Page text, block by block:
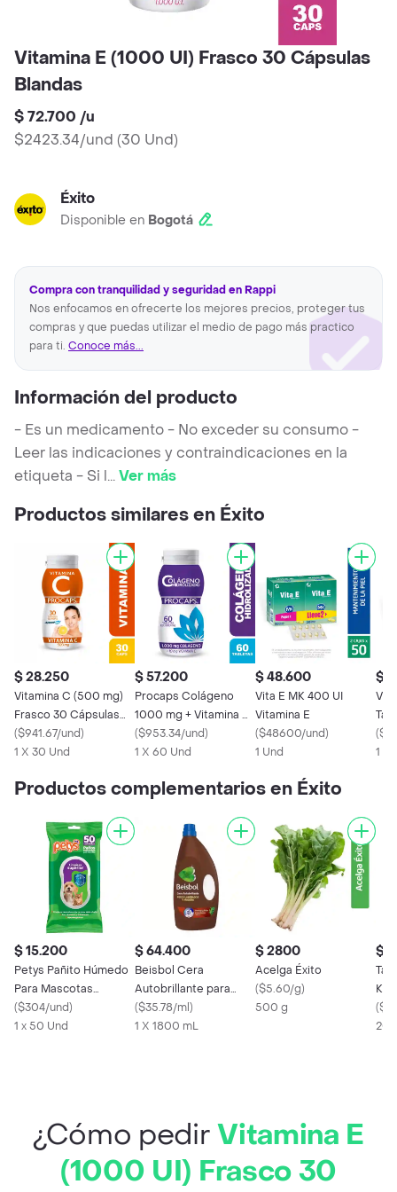
Vitamina E (1000 UI) Frasco 30 Cápsulas
Blandas
$ 72.700 /u
$2423.34/und (30 Und)
Éxito
Disponible en Bogotá
Compra con tranquilidad y seguridad en Rappi
Nos enfocamos en ofrecerte los mejores precios, proteger tus
compras y que puedas utilizar el medio de pago más practico
para ti. Conoce más...
Información del producto
- Es un medicamento - No exceder su consumo -
Leer las indicaciones y contraindicaciones en la
etiqueta - Si l...Ver más
Productos similares en Éxito
$ 28.250
Vitamina C (500 mg)
Frasco 30 Cápsulas
Blandas
($941.67/und)
1 X 30 Und
$ 57.200
Procaps Colágeno
1000 mg + Vitamina C
frasco x 60 tabletas
($953.34/und)
1 X 60 Und
$ 48.600
Vita E MK 400 UI
Vitamina E
($48600/und)
1 Und
$
(
1 X
Productos complementarios en Éxito
$ 15.200
Petys Pañito Húmedo
Para Mascotas
Limpieza Superior
($304/und)
1 x 50 Und
$ 64.400
Beisbol Cera
Autobrillante para
Pisos Laminados y de
Madera
($35.78/ml)
1 X 1800 mL
$ 2800
Acelga Éxito
($5.60/g)
500 g
$
(
¿Cómo pedirVitamina E
(1000 UI) Frasco 30